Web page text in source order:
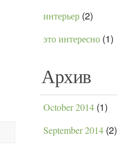
интерьер (2)
это интересно (1)
Архив
October 2014 (1)
September 2014 (2)